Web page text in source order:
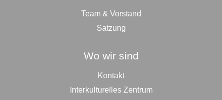
Team & Vorstand
Satzung
Wo wir sind
Kontakt
Interkulturelles Zentrum